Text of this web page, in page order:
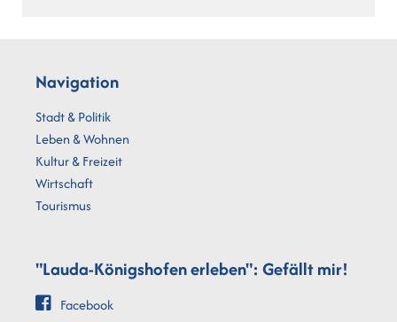
Navigation
Stadt & Politik
Leben & Wohnen
Kultur & Freizeit
Wirtschaft
Tourismus
"Lauda-Königshofen erleben": Gefällt mir!
Facebook